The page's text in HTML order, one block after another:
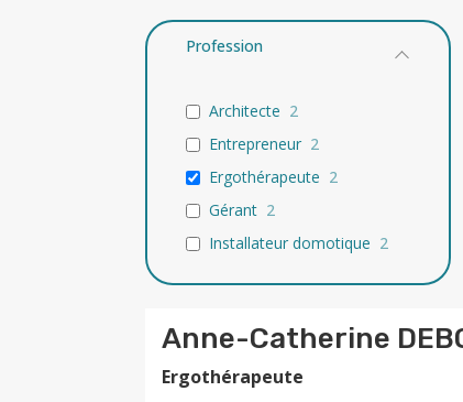
Profession
Architecte 2
Entrepreneur 2
Ergothérapeute 2
Gérant 2
Installateur domotique 2
Anne-Catherine
Ergothérapeute